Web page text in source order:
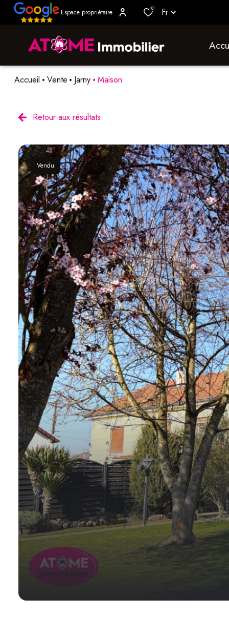
Espace propriétaire 0 Fr
Accueil Vente Jarny Maison
Retour aux résultats
Vendu